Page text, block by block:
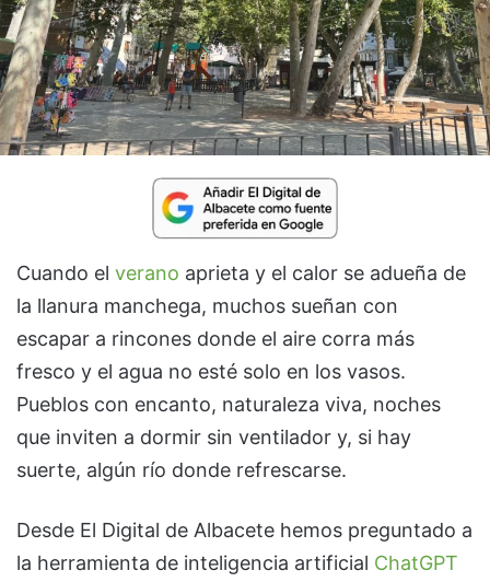
Cuando el verano aprieta y el calor se adueña de
la llanura manchega, muchos sueñan con
escapar a rincones donde el aire corra más
fresco y el agua no esté solo en los vasos.
Pueblos con encanto, naturaleza viva, noches
que inviten a dormir sin ventilador y, si hay
suerte, algún río donde refrescarse.
Desde El Digital de Albacete hemos preguntado a
la herramienta de inteligencia artificial ChatGPT